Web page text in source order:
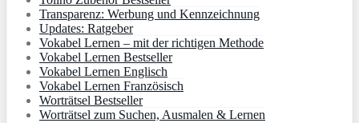
Transparenz: Werbung und Kennzeichnung
Updates: Ratgeber
Vokabel Lernen – mit der richtigen Methode
Vokabel Lernen Bestseller
Vokabel Lernen Englisch
Vokabel Lernen Französisch
Worträtsel Bestseller
Worträtsel zum Suchen, Ausmalen & Lernen